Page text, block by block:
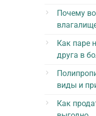
Почему
Как паре
друга в
виды и
Как